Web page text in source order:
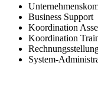
Business Support
Koordination
Koordination
System-